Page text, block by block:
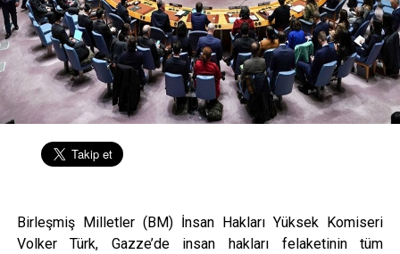
Birleşmiş Milletler (BM) İnsan Hakları Yüksek Komiseri
Volker Türk, Gazze’de insan hakları felaketinin tüm